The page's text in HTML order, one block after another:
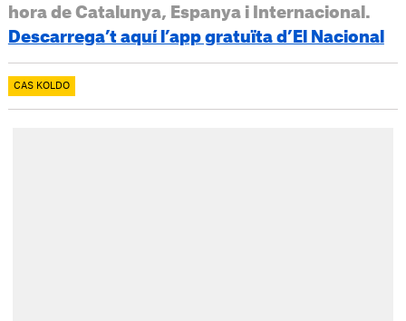
hora de Catalunya, Espanya i Internacional.
Descarrega’t aquí l’app gratuïta d’El Nacional
CAS KOLDO